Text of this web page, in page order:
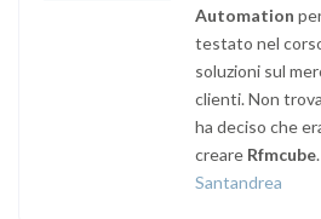
Automation
testato nel
soluzioni sul
clienti. Non
ha deciso che
creare Rfmcube.
Santandrea